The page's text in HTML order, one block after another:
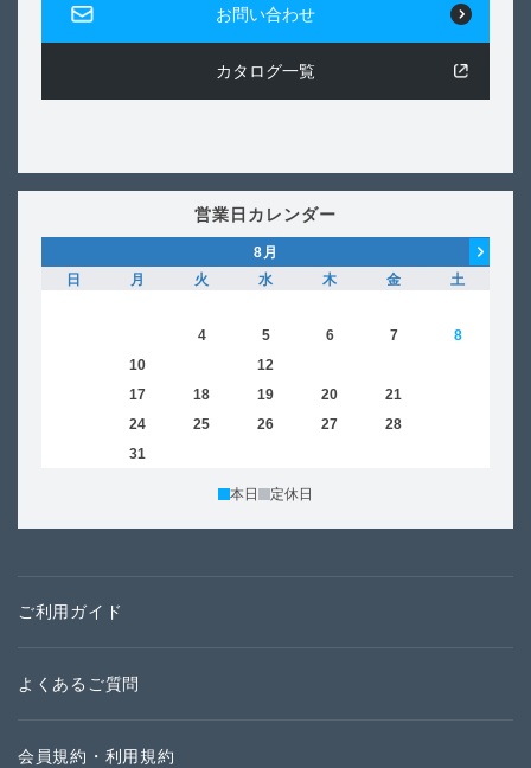
お問い合わせ
カタログ一覧
営業日カレンダー
8 月
日
月 火 水 木 金
土
4 5 6 7
8
10 12
17 18 19 20 21
24 25 26 27 28
31
本日 定休日
ご利用ガイド
よくあるご質問
会員規約・利用規約